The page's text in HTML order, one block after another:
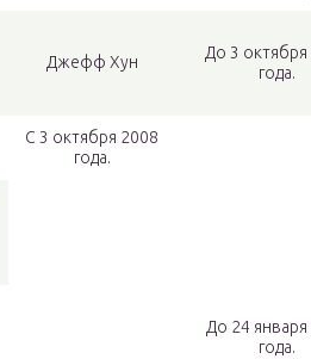
Джефф Хун
До 3
года.
С 3 октября 2008
года.
До 24
года.